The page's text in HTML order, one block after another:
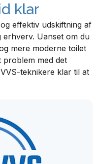
klar
effektiv udskiftning af
erhverv. Uanset om du
mere moderne toilet
med det
teknikere klar til at